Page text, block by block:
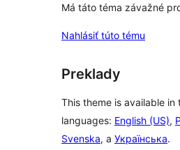
Má táto téma závažné
Nahlásiť túto tému
Preklady
This theme is available in
languages: English (US),
Svenska, a Українська.